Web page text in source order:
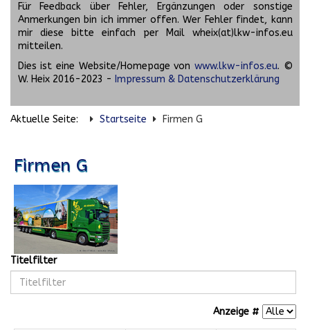
Für Feedback über Fehler, Ergänzungen oder sonstige
Anmerkungen bin ich immer offen. Wer Fehler findet, kann
mir diese bitte einfach per Mail wheix(at)lkw-infos.eu
mitteilen.
Dies ist eine Website/Homepage von www.lkw-infos.eu. ©
W. Heix 2016-2023 - Impressum & Datenschutzerklärung
Aktuelle Seite: Startseite Firmen G
Firmen G
Titelfilter
Anzeige #